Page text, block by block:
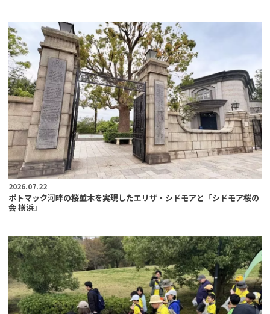
2026.07.22
ポトマック河畔の桜並木を実現したエリザ・シドモアと「シドモア桜の
会 横浜」